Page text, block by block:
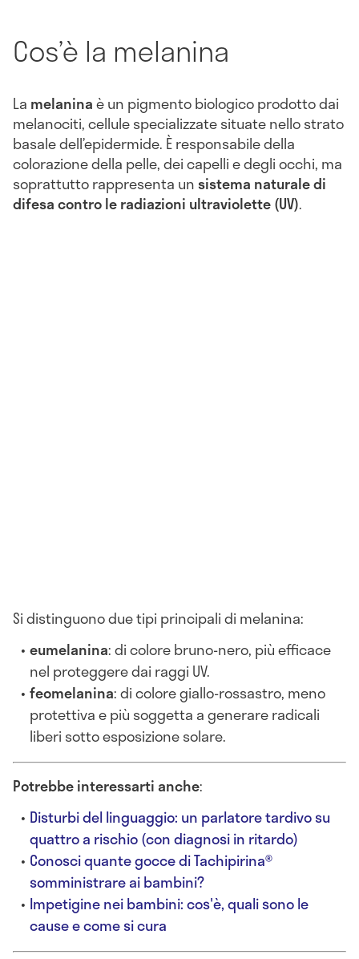
Cos’è la melanina
La melaninaè un pigmento biologico prodotto dai
melanociti, cellule specializzate situate nello strato
basale dell’epidermide. È responsabile della
colorazione della pelle, dei capelli e degli occhi, ma
soprattutto rappresenta unsistema naturale di
difesa contro le radiazioni ultraviolette (UV).
Si distinguono due tipi principali di melanina:
eumelanina: di colore bruno-nero, più efficace
nel proteggere dai raggi UV.
feomelanina: di colore giallo-rossastro, meno
protettiva e più soggetta a generare radicali
liberi sotto esposizione solare.
Potrebbe interessarti anche:
Disturbi del linguaggio: un parlatore tardivo su
quattro a rischio (con diagnosi in ritardo)
Conosci quante gocce di Tachipirina®
somministrare ai bambini?
Impetigine nei bambini: cos'è, quali sono le
cause e come si cura